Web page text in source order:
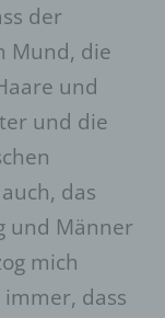
der
Mund, die
und
und die
das
und Männer
mich
dass
so
Angebot
zu
ist